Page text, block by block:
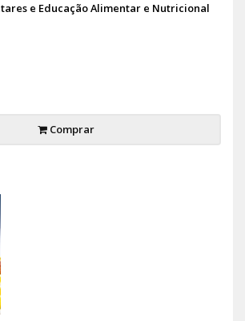
e Educação Alimentar e Nutricional
Comprar